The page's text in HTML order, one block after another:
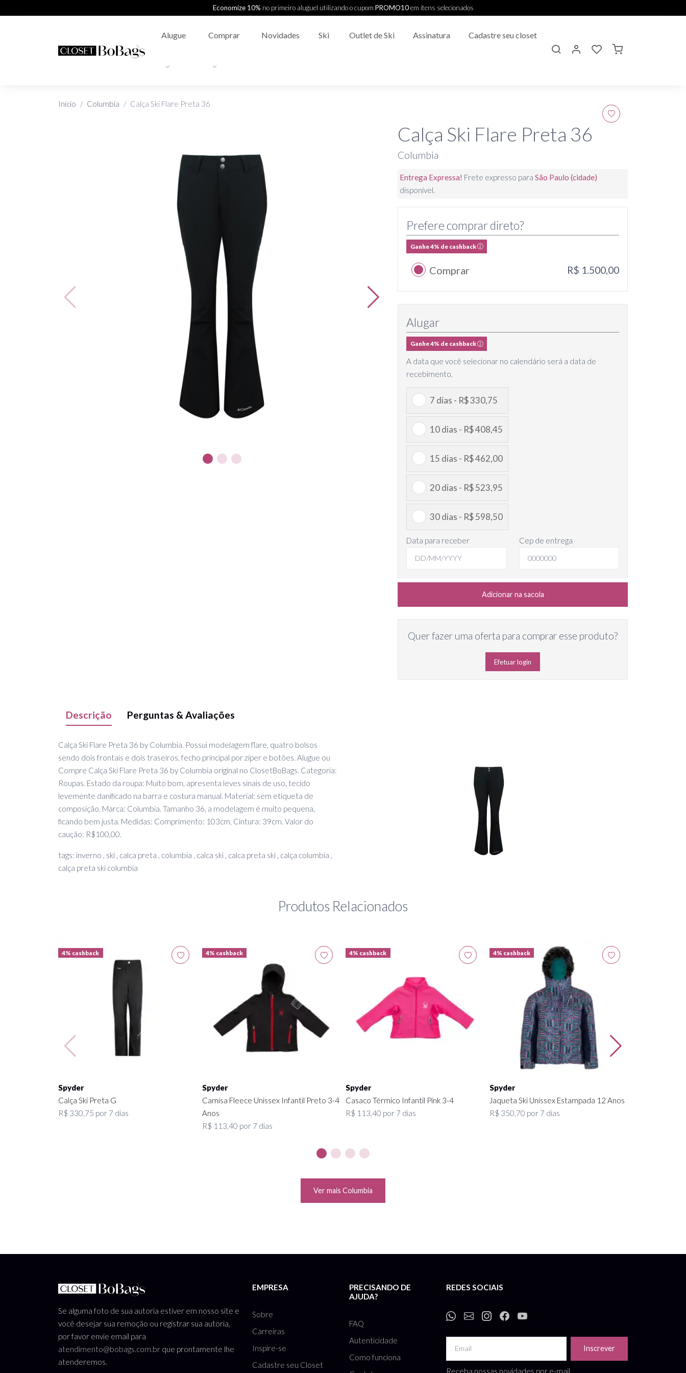
Economize 10% no primeiro aluguel utilizando o cupom PROMO10em itens selecionados
Alugue Comprar Novidades Ski Outlet de Ski Assinatura Cadastre seu closet
Início Columbia Calça Ski Flare Preta 36
Calça Ski Flare Preta 36
Columbia
Entrega Expressa! Frete expresso para São Paulo (cidade)
disponível.
Prefere comprar direto?
Ganhe 4% de cashback
Comprar R$ 1.500,00
Alugar
Ganhe 4% de cashback
A data que você selecionar no calendário será a data de
recebimento.
7 dias - R$ 330,75
10 dias - R$ 408,45
15 dias - R$ 462,00
20 dias - R$ 523,95
30 dias - R$ 598,50
Data para receber Cep de entrega
Adicionar na sacola
Quer fazer uma oferta para comprar esse produto?
Efetuar login
Descrição Perguntas & Avaliações
Calça Ski Flare Preta 36 by Columbia. Possui modelagem flare, quatro bolsos
sendo dois frontais e dois traseiros, fecho principal por zíper e botões. Alugue ou
Compre Calça Ski Flare Preta 36 by Columbia original no ClosetBoBags. Categoria:
Roupas. Estado da roupa: Muito bom, apresenta leves sinais de uso, tecido
levemente danificado na barra e costura manual. Material: sem etiqueta de
composição. Marca: Columbia. Tamanho 36, a modelagem é muito pequena,
ficando bem justa. Medidas: Comprimento: 103cm, Cintura: 39cm. Valor do
caução: R$100,00.
tags: inverno , ski , calca preta , columbia , calca ski , calca preta ski , calça columbia ,
calça preta ski columbia
Produtos Relacionados
4% cashback
Spyder
Calça Ski Preta G
R$ 330,75 por 7 dias
4% cashback
Spyder
Camisa Fleece Unissex Infantil Preto 3-4
Anos
R$ 113,40 por 7 dias
4% cashback
Spyder
Casaco Térmico Infantil Pink 3-4
R$ 113,40 por 7 dias
4% cashback
Spyder
Jaqueta Ski Unissex Estampada 12 Anos
R$ 350,70 por 7 dias
Ver mais Columbia
Se alguma foto de sua autoria estiver em nosso site e
você desejar sua remoção ou registrar sua autoria,
por favor envie email para
atendimento@bobags.com.br que prontamente lhe
atenderemos.
EMPRESA
Sobre
Carreiras
Inspire-se
Cadastre seu Closet
PRECISANDO DE
AJUDA?
FAQ
Autenticidade
Como funciona
REDES SOCIAIS
Inscrever
Receba nossas novidades por e-mail.